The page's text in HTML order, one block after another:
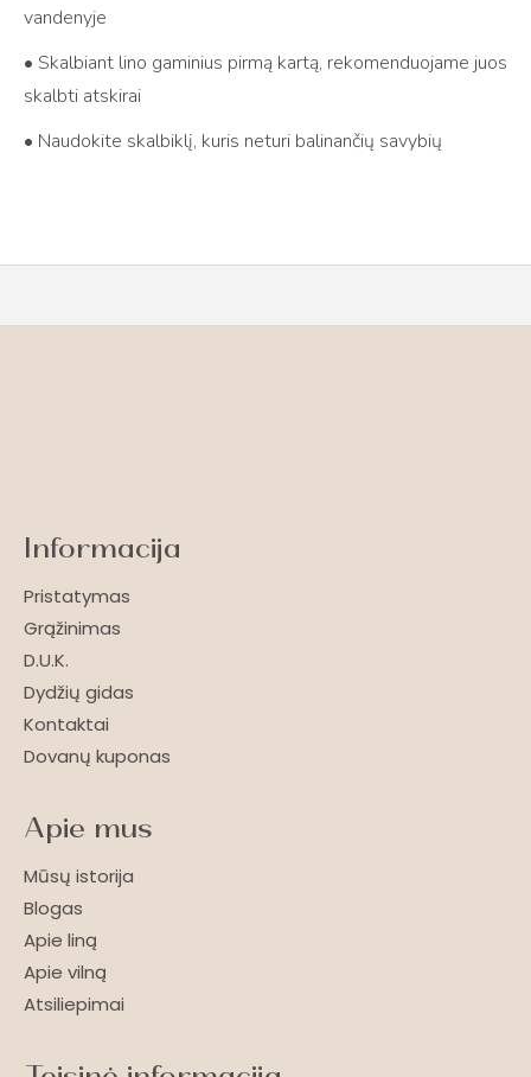
vandenyje
• Skalbiant lino gaminius pirmą kartą, rekomenduojame juos
skalbti atskirai
• Naudokite skalbiklį, kuris neturi balinančių savybių
Informacija
Pristatymas
Grąžinimas
D.U.K.
Dydžių gidas
Kontaktai
Dovanų kuponas
Apie mus
Mūsų istorija
Blogas
Apie liną
Apie vilną
Atsiliepimai